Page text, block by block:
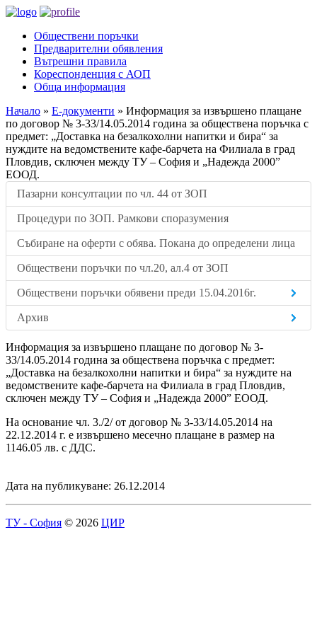
Обществени поръчки
Предварителни обявления
Вътрешни правила
Кореспонденция с АОП
Обща информация
Начало » Е-документи » Информация за извършено плащане
по договор № 3-33/14.05.2014 година за обществена поръчка с
предмет: „Доставка на безалкохолни напитки и бира“ за
нуждите на ведомствените кафе-барчета на Филиала в град
Пловдив, сключен между ТУ – София и „Надежда 2000”
ЕООД.
Пазарни консултации по чл. 44 от ЗОП
Процедури по ЗОП. Рамкови споразумения
Събиране на оферти с обява. Покана до определени лица
Обществени поръчки по чл.20, ал.4 от ЗОП
Обществени поръчки обявени преди 15.04.2016г.
Архив
Информация за извършено плащане по договор № 3-
33/14.05.2014 година за обществена поръчка с предмет:
„Доставка на безалкохолни напитки и бира“ за нуждите на
ведомствените кафе-барчета на Филиала в град Пловдив,
сключен между ТУ – София и „Надежда 2000” ЕООД.
На основание чл. 3./2/ от договор № 3-33/14.05.2014 на
22.12.2014 г. е извършено месечно плащане в размер на
1146.05 лв. с ДДС.
Дата на публикуване: 26.12.2014
ТУ - София © 2026 ЦИР